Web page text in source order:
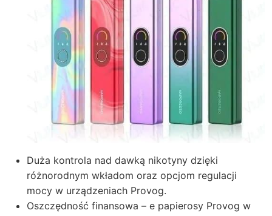
Duża kontrola nad dawką nikotyny dzięki
różnorodnym wkładom oraz opcjom regulacji
mocy w urządzeniach Provog.
Oszczędność finansowa – e papierosy Provog w